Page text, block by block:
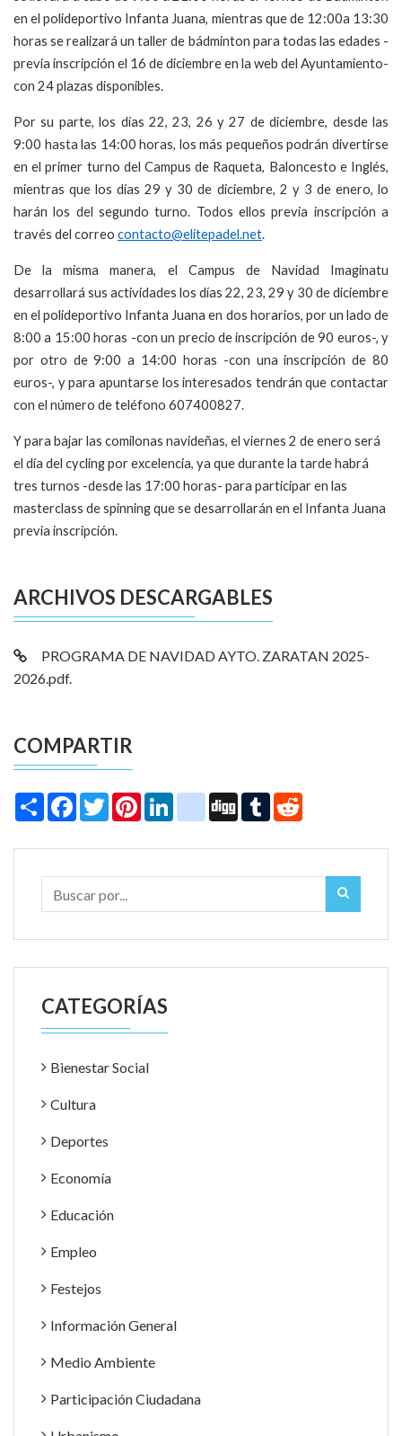
en el polideportivo Infanta Juana, mientras que de 12:00a 13:30
horas se realizará un taller de bádminton para todas las edades -
previa inscripción el 16 de diciembre en la web del Ayuntamiento-
con 24 plazas disponibles.
Por su parte, los días 22, 23, 26 y 27 de diciembre, desde las
9:00 hasta las 14:00 horas, los más pequeños podrán divertirse
en el primer turno del Campus de Raqueta, Baloncesto e Inglés,
mientras que los días 29 y 30 de diciembre, 2 y 3 de enero, lo
harán los del segundo turno. Todos ellos previa inscripción a
través del correo contacto@elitepadel.net.
De la misma manera, el Campus de Navidad Imaginatu
desarrollará sus actividades los días 22, 23, 29 y 30 de diciembre
en el polideportivo Infanta Juana en dos horarios, por un lado de
8:00 a 15:00 horas -con un precio de inscripción de 90 euros-, y
por otro de 9:00 a 14:00 horas -con una inscripción de 80
euros-, y para apuntarse los interesados tendrán que contactar
con el número de teléfono 607400827.
Y para bajar las comilonas navideñas, el viernes 2 de enero será
el día del cycling por excelencia, ya que durante la tarde habrá
tres turnos -desde las 17:00 horas- para participar en las
masterclass de spinning que se desarrollarán en el Infanta Juana
previa inscripción.
ARCHIVOS DESCARGABLES
PROGRAMA DE NAVIDAD AYTO. ZARATAN 2025-
2026.pdf.
COMPARTIR
Share Facebook
TwitterPinterestLinkedIninstagram
Digg Tumblr
CATEGORÍAS
Bienestar Social
Cultura
Deportes
Economía
Educación
Empleo
Festejos
Información General
Medio Ambiente
Participación Ciudadana